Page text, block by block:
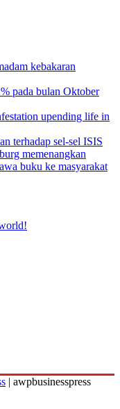
kebakaran
pada bulan Oktober
upending life in
terhadap sel-sel ISIS
memenangkan
buku ke masyarakat
| awpbusinesspress